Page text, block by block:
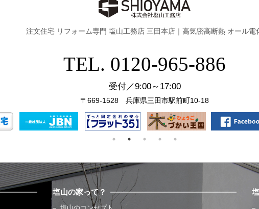
注文住宅 リフォーム専門 塩山工務店 三田本店｜ 高気密高断熱 オール電
TEL. 0120-965-886
受付／9:00～17:00
〒669-1528 兵庫県三田市駅前町10-18
塩山の家って？